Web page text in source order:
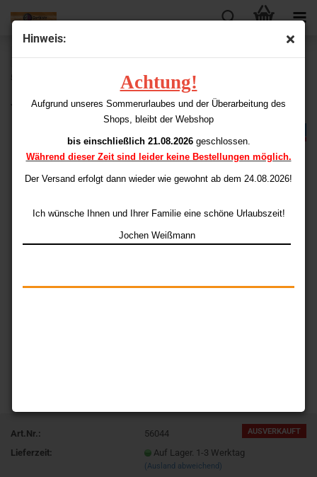
Hinweis:
Achtung!
Aufgrund unseres Sommerurlaubes und der Überarbeitung des
Shops, bleibt der Webshop
bis einschließlich 21.08.2026geschlossen.
Während dieser Zeit sind leider keine Bestellungen möglich.
Der Versand erfolgt dann wieder wie gewohnt ab dem 24.08.2026!
Ich wünsche Ihnen und Ihrer Familie eine schöne Urlaubszeit!
Jochen Weißmann
« Erster « zurück weiter »
Letzter »
50
Artikel in dieser Kategorie
James Wade Phase 2 90%
AUSVERKAUFT
Art.Nr.:
56044
Lieferzeit:
Auf Lager. 1-3 Werktag
(Ausland abweichend)